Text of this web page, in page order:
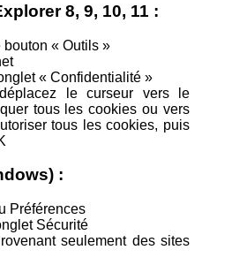
8, 9, 10, 11 :
« Outils »
« Confidentialité »
déplacez le curseur vers le
tous les cookies ou vers
tous les cookies, puis
:
Préférences
Sécurité
seulement des sites